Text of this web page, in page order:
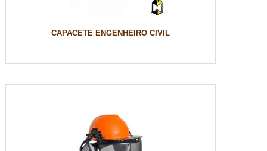
CAPACETE ENGENHEIRO CIVIL